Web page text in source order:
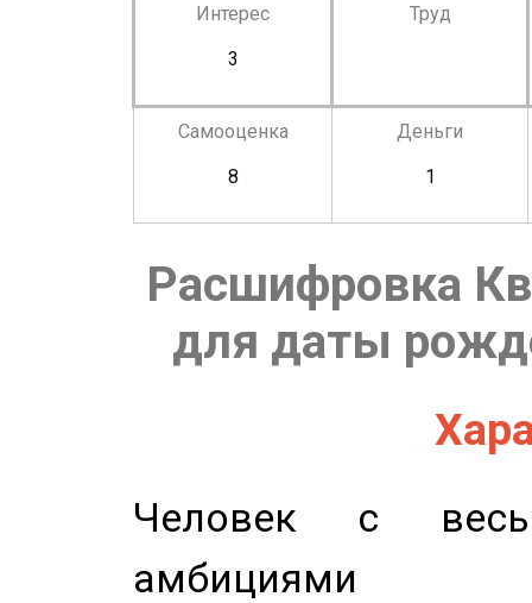
Интерес
3
Труд
Самооценка
8
Деньги
1
Расшифровка
для даты
Человек с